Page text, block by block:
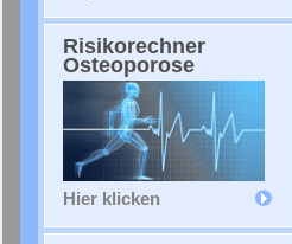
Risikorechner
Osteoporose
Hier klicken